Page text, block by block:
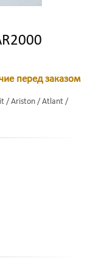
перед заказом
/ Ariston / Atlant /